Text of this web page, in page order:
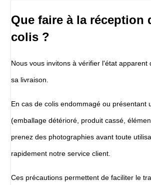
Que faire à la réception
colis ?
Nous vous invitons à vérifier l'état apparent
sa livraison.
En cas de colis endommagé ou présentant
(emballage détérioré, produit cassé,
prenez des photographies avant toute
rapidement notre service client.
Ces précautions permettent de faciliter le